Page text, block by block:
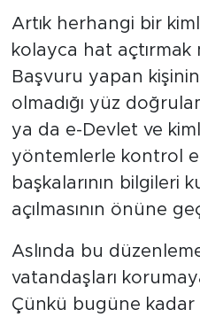
Artık herhangi bir
kolayca hat
Başvuru yapan
olmadığı yüz
ya da e-Devlet ve
yöntemlerle kontrol
başkalarının bilgileri
açılmasının önüne
Aslında bu
vatandaşları
Çünkü bugüne kadar